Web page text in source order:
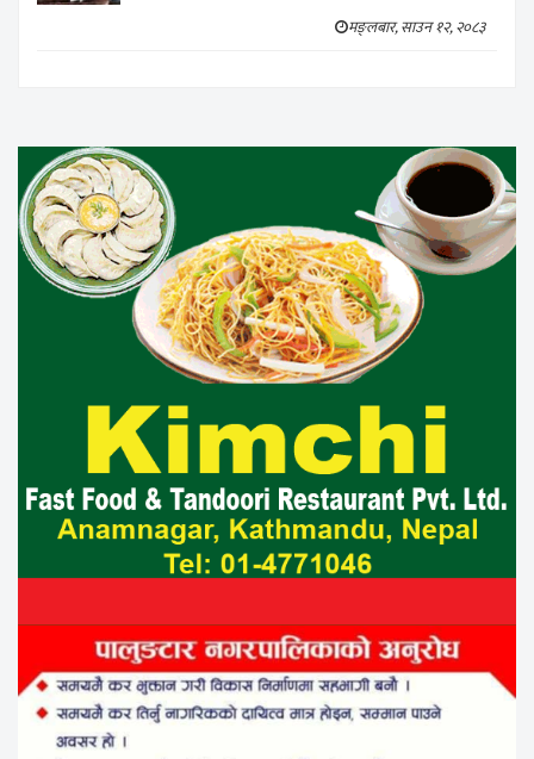
मङ्लबार, साउन १२, २०८३